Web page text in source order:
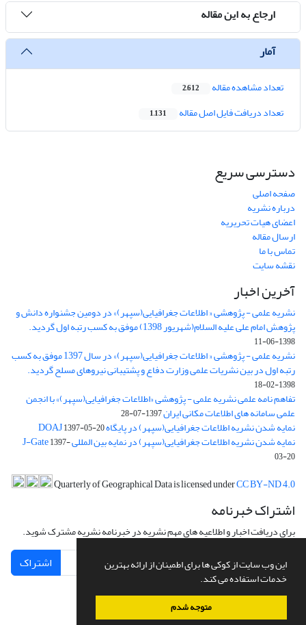
این وب سایت از کوکی ها برای اطمینان از ارائه بهترین
خدمات استفاده می کند.
متوجه شدم
ارجاع به این مقاله
آمار
تعداد مشاهده مقاله 2,612
تعداد دریافت فایل اصل مقاله 1,131
دسترسی سریع
صفحه اصلی
درباره نشریه
اعضای هیات تحریریه
ارسال مقاله
تماس با ما
نقشه سایت
آخرین اخبار
نشریه علمی - پژوهشی « اطلاعات جغرافیایی(سپهر)» در دومین جشنواره دانش و
پژوهش امام علی علیه السلام(شهریور 1398) موفق به کسب رتبه اول گردید.
1398-06-11
نشریه علمی - پژوهشی « اطلاعات جغرافیایی(سپهر)» در سال 1397 موفق به کسب
رتبه اول در بین نشریات علمی وزارت دفاع و پشتیبانی نیروهای مسلح گردید.
1398-02-18
تفاهم نامه علمی نشریه علمی - پژوهشی «اطلاعات جغرافیایی(سپهر)» با انجمن
علمی سامانه های اطلاعات مکانی ایران1397-07-28
نمایه شدن نشریه اطلاعات جغرافیایی(سپهر) در پایگاه DOAJ1397-05-20
نمایه شدن نشریه اطلاعات جغرافیایی(سپهر) در نمایه بین المللی J-Gate1397-
03-20
Quarterly of Geographical Data is licensed underCC BY-ND 4.0
اشتراک خبرنامه
برای دریافت اخبار و اطلاعیه های مهم نشریه در خبرنامه نشریه مشترک شوید.
اشتراک
سامانه مدیریت نشریات علمی.طراحی و پیاده سازی ازسیناوب